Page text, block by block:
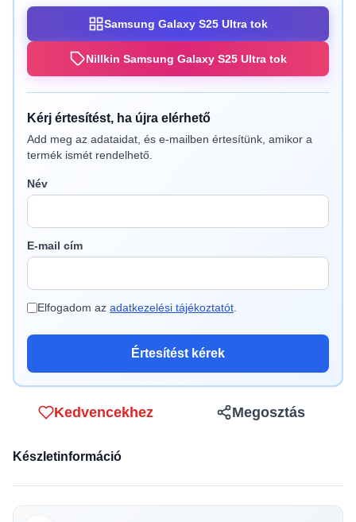
Samsung Galaxy S25 Ultra tok
Nillkin Samsung Galaxy S25 Ultra tok
Kérj értesítést, ha újra elérhető
Add meg az adataidat, és e-mailben értesítünk, amikor a
termék ismét rendelhető.
Név
E-mail cím
Elfogadom az adatkezelési tájékoztatót
Értesítést kérek
Kedvencekhez Megosztás
Készletinformáció